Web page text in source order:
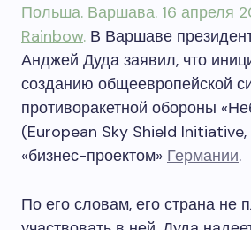
Польша. Варшава. 16 апреля
Rainbow. В Варшаве
Анджей Дуда заявил, что
созданию общеевропейской
противоракетной обороны
(European Sky Shield Initiative,
«бизнес-проектом» Германии.
По его словам, его страна не